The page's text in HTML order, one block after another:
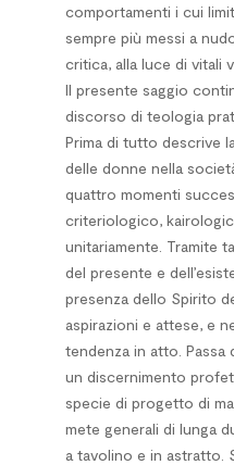
comportamenti i cui
sempre più messi a
critica, alla luce di vitali
Il presente saggio
discorso di teologia
Prima di tutto descrive
delle donne nella
quattro momenti
criteriologico,
unitariamente. Tramite
del presente e
presenza dello Spirito
aspirazioni e attese, e
tendenza in atto. Passa
un discernimento
specie di progetto di
mete generali di lunga
a tavolino e in astratto.